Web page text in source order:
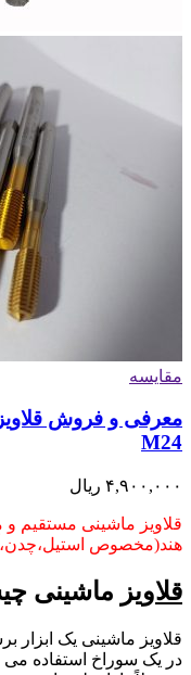
مقایسه
M24
۴,۹۰۰,۰۰۰ ریال
هند(مخصوص
قلاویز ماشینی
قلاویز ماشینی یک ابزار
در یک سوراخ استفاده می